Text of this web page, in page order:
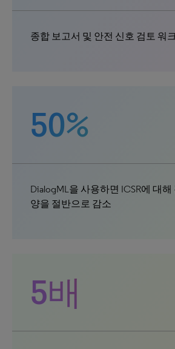
종합 보고서 및 안전 신호 검토 워
50%
DialogML을 사용하면 ICSR에 대
양을 절반으로 감소
5배